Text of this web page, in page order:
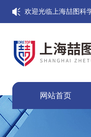
欢迎光临上海喆图科
网站首页